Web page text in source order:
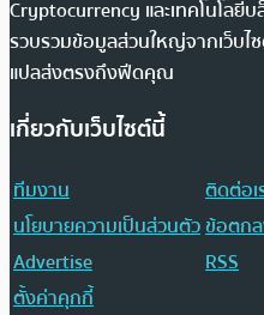
Cryptocurrency และเทคโนโลยี
รวบรวมข้อมูลส่วนใหญ่จากเว็บไ
แปลส่งตรงถึงฟีดคุณ
เกี่ยวกับเว็บไซต์นี้
ทีมงาน
ติดต่อเ
นโยบายความเป็นส่วนตัวข้อตกล
Advertise
RSS
ตั้งค่าคุกกี้